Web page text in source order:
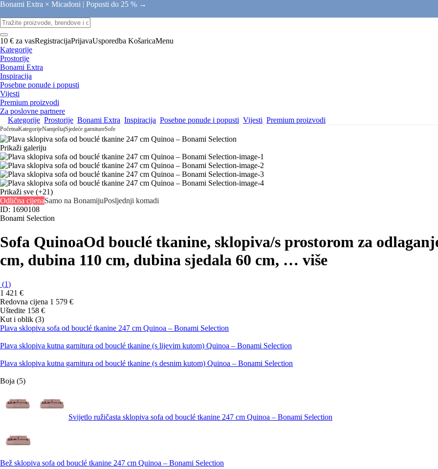
Bonami Extra × Micadoni | Popusti do 25 % →
10 € za vasRegistracijaPrijavaUsporedba KošaricaMenu
Kategorije
Prostorije
Bonami Extra
Inspiracija
Posebne ponude i popusti
Vijesti
Premium proizvodi
Za poslovne partnere
Kategorije Prostorije Bonami Extra Inspiracija Posebne ponude i popusti Vijesti Premium proizvodi
PočetnaKategorijeNamještajSjedeće garnitureSofe
Prikaži galeriju
Prikaži sve (+21)
Odlična cijenaSamo na BonamijuPosljednji komadi
ID: 1690108
Bonami Selection
Sofa QuinoaOd bouclé tkanine, sklopiva/s prostorom za
cm, dubina 110 cm, dubina sjedala 60 cm, … više
(1)
1 421 €
Redovna cijena 1 579 €
Uštedite 158 €
Kut i oblik (3)
Plava sklopiva sofa od bouclé tkanine 247 cm Quinoa – Bonami Selection
Plava sklopiva kutna garnitura od bouclé tkanine (s lijevim kutom) Quinoa – Bonami Selection
Plava sklopiva kutna garnitura od bouclé tkanine (s desnim kutom) Quinoa – Bonami Selection
Boja (5)
Svijetlo ružičasta sklopiva sofa od bouclé tkanine 247 cm Quinoa – Bonami Selection
Bež sklopiva sofa od bouclé tkanine 247 cm Quinoa – Bonami Selection